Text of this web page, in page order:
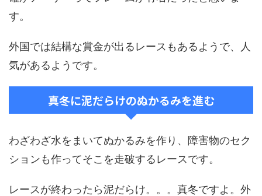
す。
外国では結構な賞金が出るレースもあるようで、人
気があるようです。
真冬に泥だらけのぬかるみを進む
わざわざ水をまいてぬかるみを作り、障害物のセク
ションも作ってそこを走破するレースです。
レースが終わったら泥だらけ。。。真冬ですよ。外